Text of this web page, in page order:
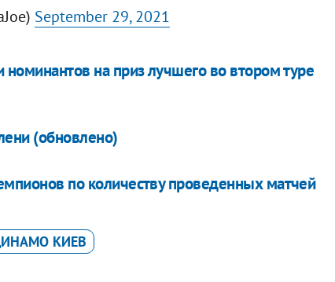
September 29, 2021
на приз лучшего во втором туре
(обновлено)
по количеству проведенных матчей
КИЕВ